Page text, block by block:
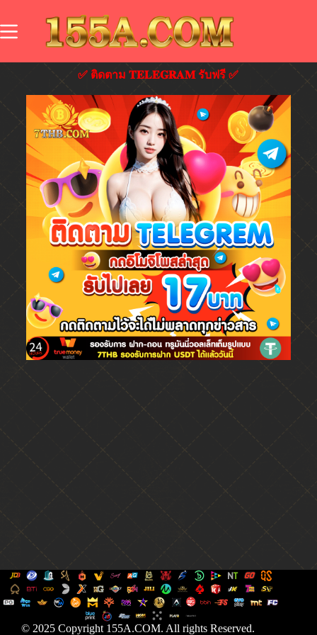
✅ ติดตาม 𝐓𝐄𝐋𝐄𝐆𝐑𝐀𝐌 รับฟรี ✅
© 2025 Copyright 155A.COM. All rights Reserved.